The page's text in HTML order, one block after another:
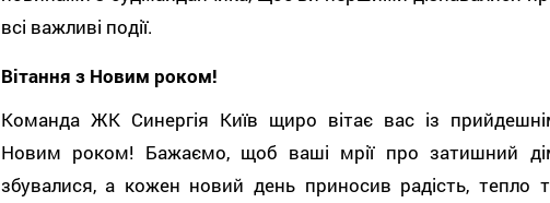
всі важливі події.
Вітання з Новим роком!
Команда ЖК Синергія Київ щиро вітає вас із
Новим роком! Бажаємо, щоб ваші мрії про затишний
збувалися, а кожен новий день приносив радість, тепло